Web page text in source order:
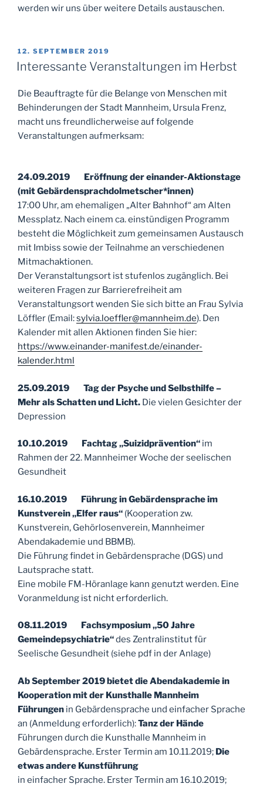
werden wir uns über weitere Details austauschen.
VERÖFFENTLICHT
AM
12. SEPTEMBER 2019
Interessante Veranstaltungen im Herbst
Die Beauftragte für die Belange von Menschen mit
Behinderungen der Stadt Mannheim, Ursula Frenz,
macht uns freundlicherweise auf folgende
Veranstaltungen aufmerksam:
24.09.2019 Eröffnung der einander-Aktionstage
(mit Gebärdensprachdolmetscher*innen)
17:00 Uhr, am ehemaligen „Alter Bahnhof“ am Alten
Messplatz. Nach einem ca. einstündigen Programm
besteht die Möglichkeit zum gemeinsamen Austausch
mit Imbiss sowie der Teilnahme an verschiedenen
Mitmachaktionen.
Der Veranstaltungsort ist stufenlos zugänglich. Bei
weiteren Fragen zur Barrierefreiheit am
Veranstaltungsort wenden Sie sich bitte an Frau Sylvia
Löffler (Email:sylvia.loeffler@mannheim.de). Den
Kalender mit allen Aktionen finden Sie hier:
https://www.einander-manifest.de/einander-
kalender.html
25.09.2019 Tag der Psyche und Selbsthilfe –
Mehr als Schatten und Licht. Die vielen Gesichter der
Depression
10.10.2019 Fachtag „Suizidprävention“ im
Rahmen der 22. Mannheimer Woche der seelischen
Gesundheit
16.10.2019 Führung in Gebärdensprache im
Kunstverein „Elfer raus“ (Kooperation zw.
Kunstverein, Gehörlosenverein, Mannheimer
Abendakademie und BBMB).
Die Führung findet in Gebärdensprache (DGS) und
Lautsprache statt.
Eine mobile FM-Höranlage kann genutzt werden. Eine
Voranmeldung ist nicht erforderlich.
08.11.2019 Fachsymposium „50 Jahre
Gemeindepsychiatrie“des Zentralinstitut für
Seelische Gesundheit (siehe pdf in der Anlage)
Ab September 2019 bietet die Abendakademie in
Kooperation mit der Kunsthalle Mannheim
Führungen in Gebärdensprache und einfacher Sprache
an (Anmeldung erforderlich):Tanz der Hände
Führungen durch die Kunsthalle Mannheim in
Gebärdensprache. Erster Termin am 10.11.2019; Die
etwas andere Kunstführung
in einfacher Sprache. Erster Termin am 16.10.2019;